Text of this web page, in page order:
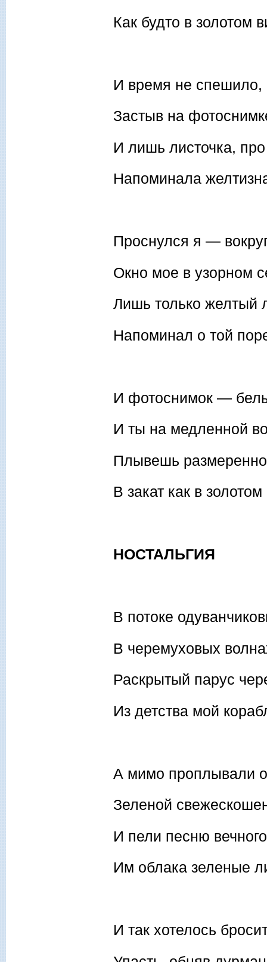
Как будто в золотом
И время не спешило,
Застыв на
И лишь листочка,
Напоминала
Проснулся я —
Окно мое в узорном
Лишь только желтый
Напоминал о той
И фотоснимок —
И ты на медленной
Плывешь
В закат как в
НОСТАЛЬГИЯ
В потоке
В черемуховых
Раскрытый парус
Из детства мой
А мимо проплывали
Зеленой
И пели песню
Им облака зеленые
И так хотелось